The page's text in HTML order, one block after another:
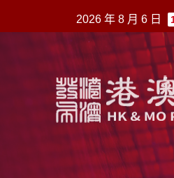
至
2026 年 8 月 6 日